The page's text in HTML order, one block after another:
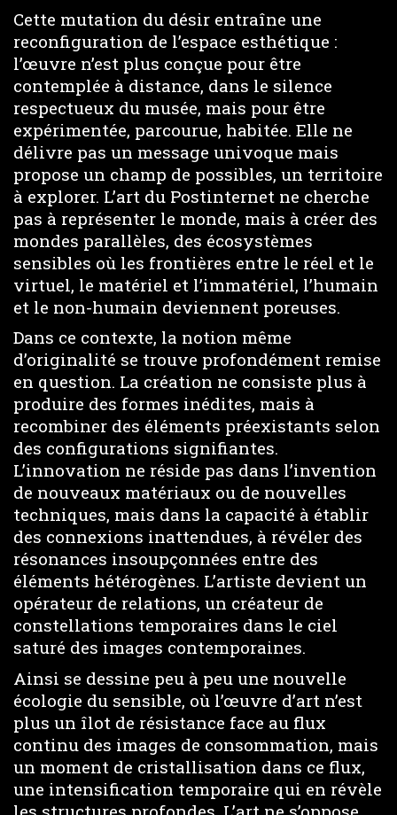
Cette mutation du désir entraîne une
reconfiguration de l’espace esthétique :
l’œuvre n’est plus conçue pour être
contemplée à distance, dans le silence
respectueux du musée, mais pour être
expérimentée, parcourue, habitée. Elle ne
délivre pas un message univoque mais
propose un champ de possibles, un territoire
à explorer. L’art du Postinternet ne cherche
pas à représenter le monde, mais à créer des
mondes parallèles, des écosystèmes
sensibles où les frontières entre le réel et le
virtuel, le matériel et l’immatériel, l’humain
et le non-humain deviennent poreuses.
Dans ce contexte, la notion même
d’originalité se trouve profondément remise
en question. La création ne consiste plus à
produire des formes inédites, mais à
recombiner des éléments préexistants selon
des configurations signifiantes.
L’innovation ne réside pas dans l’invention
de nouveaux matériaux ou de nouvelles
techniques, mais dans la capacité à établir
des connexions inattendues, à révéler des
résonances insoupçonnées entre des
éléments hétérogènes. L’artiste devient un
opérateur de relations, un créateur de
constellations temporaires dans le ciel
saturé des images contemporaines.
Ainsi se dessine peu à peu une nouvelle
écologie du sensible, où l’œuvre d’art n’est
plus un îlot de résistance face au flux
continu des images de consommation, mais
un moment de cristallisation dans ce flux,
une intensification temporaire qui en révèle
les structures profondes. L’art ne s’oppose